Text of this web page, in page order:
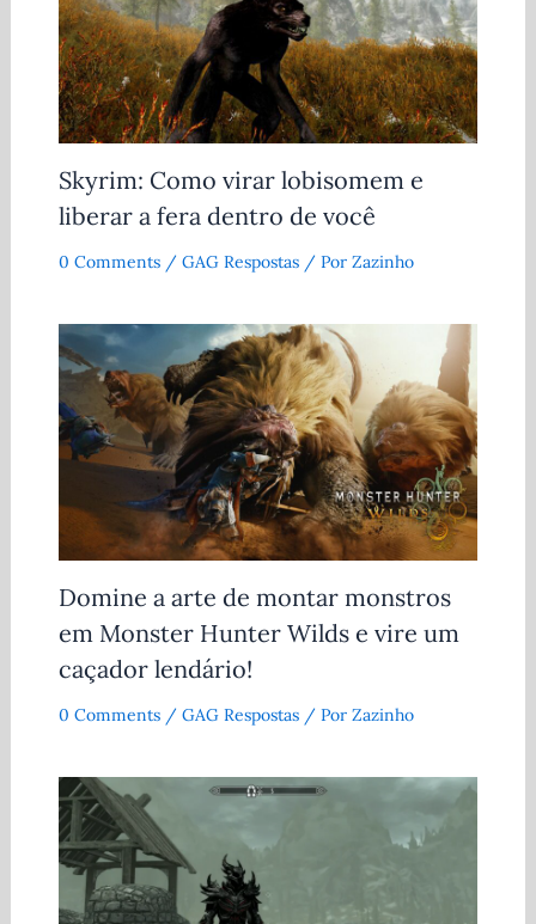
Skyrim: Como virar lobisomem e
liberar a fera dentro de você
0 Comments / GAG Respostas/ Por Zazinho
Domine a arte de montar monstros
em Monster Hunter Wilds e vire um
caçador lendário!
0 Comments / GAG Respostas/ Por Zazinho